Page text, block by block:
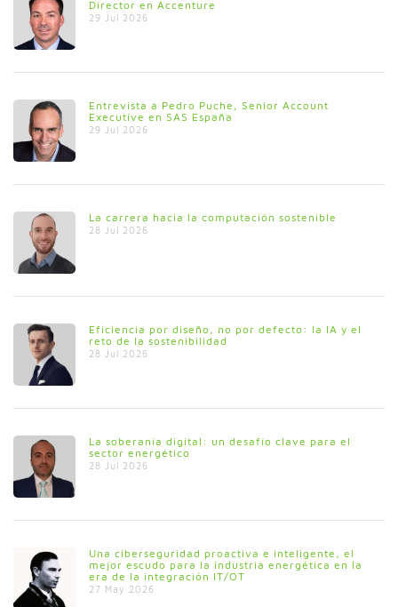
Director en Accenture
29 Jul 2026
Entrevista a Pedro Puche, Senior Account
Executive en SAS España
29 Jul 2026
La carrera hacia la computación sostenible
28 Jul 2026
Eficiencia por diseño, no por defecto: la IA y el
reto de la sostenibilidad
28 Jul 2026
La soberanía digital: un desafío clave para el
sector energético
28 Jul 2026
Una ciberseguridad proactiva e inteligente, el
mejor escudo para la industria energética en la
era de la integración IT/OT
27 May 2026